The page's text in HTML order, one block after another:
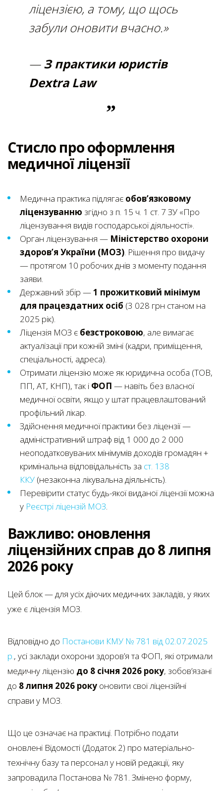
ліцензією, а тому, що щось
забули оновити вчасно.»
—З практики юристів
Dextra Law
Стисло про оформлення
медичної ліцензії
Медична практика підлягає обов’язковому
ліцензуванню згідно з п. 15 ч. 1 ст. 7 ЗУ «Про
ліцензування видів господарської діяльності».
Орган ліцензування — Міністерство охорони
здоров’я України (МОЗ). Рішення про видачу
— протягом 10 робочих днів з моменту подання
заяви.
Державний збір —1 прожитковий мінімум
для працездатних осіб (3 028 грн станом на
2025 рік).
Ліцензія МОЗ є безстроковою, але вимагає
актуалізації при кожній зміні (кадри, приміщення,
спеціальності, адреса).
Отримати ліцензію може як юридична особа (ТОВ,
ПП, АТ, КНП), так і ФОП — навіть без власної
медичної освіти, якщо у штат працевлаштований
профільний лікар.
Здійснення медичної практики без ліцензії —
адміністративний штраф від 1 000 до 2 000
неоподатковуваних мінімумів доходів громадян +
кримінальна відповідальність за ст. 138
ККУ (незаконна лікувальна діяльність).
Перевірити статус будь-якої виданої ліцензії можна
у Реєстрі ліцензій МОЗ.
Важливо: оновлення
ліцензійних справ до 8 липня
2026 року
Цей блок — для усіх діючих медичних закладів, у яких
уже є ліцензія МОЗ.
Відповідно до Постанови КМУ № 781 від 02.07.2025
р., усі заклади охорони здоров’я та ФОП, які отримали
медичну ліцензію до 8 січня 2026 року, зобов’язані
до 8 липня 2026 року оновити свої ліцензійні
справи у МОЗ.
Що це означає на практиці. Потрібно подати
оновлені Відомості (Додаток 2) про матеріально-
технічну базу та персонал у новій редакції, яку
запровадила Постанова № 781. Змінено форму,